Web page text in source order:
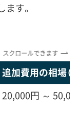
す。
スクロールできます
追加費用の相場（
20,000円 ～